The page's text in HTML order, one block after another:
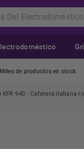
Miles de productos en stock
KFR 940 - Cafetera italiana